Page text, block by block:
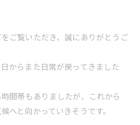
ご覧いただき、誠にありがとうご
からまた日常が戻ってきました
間帯もありましたが、これから
へと向かっていきそうです。